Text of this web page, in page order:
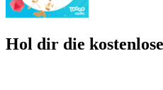
Hol dir die